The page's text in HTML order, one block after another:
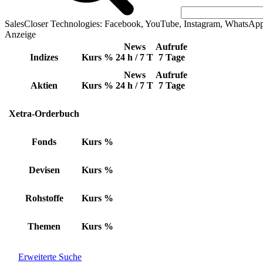
SalesCloser Technologies: Facebook, YouTube, Instagram,
Anzeige
Indizes Kurs %
News
24 h / 7 T
Aufrufe
7 Tage
Aktien Kurs %
News
24 h / 7 T
Aufrufe
7 Tage
Xetra-Orderbuch
Fonds Kurs %
Devisen Kurs %
Rohstoffe Kurs %
Themen Kurs %
Erweiterte Suche